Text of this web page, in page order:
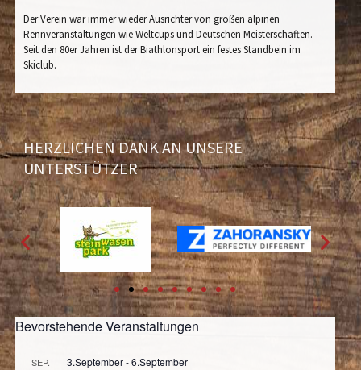
Der Verein war immer wieder Ausrichter von großen alpinen
Rennveranstaltungen wie Weltcups und Deutschen Meisterschaften.
Seit den 80er Jahren ist der Biathlonsport ein festes Standbein im
Skiclub.
HERZLICHEN DANK AN UNSERE
UNTERSTÜTZER
Bevorstehende Veranstaltungen
SEP. 3.September-6.September